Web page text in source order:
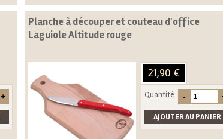
Planche à découper et couteau d'office
Laguiole Altitude rouge
21,90 €
Quantité